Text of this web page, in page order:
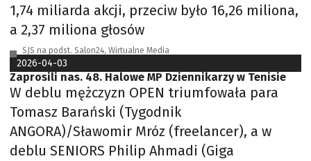
1,74 miliarda akcji, przeciw było 16,26 miliona,
a 2,37 miliona głosów
SJS na podst. Salon24, Wirtualne Media
2026-04-03
Zaprosili nas. 48. Halowe MP Dziennikarzy w Tenisie
W deblu mężczyzn OPEN triumfowała para
Tomasz Barański (Tygodnik
ANGORA)/Sławomir Mróz (freelancer), a w
deblu SENIORS Philip Ahmadi (Giga